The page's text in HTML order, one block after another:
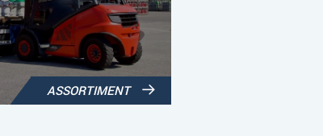
ASSORTIMENT